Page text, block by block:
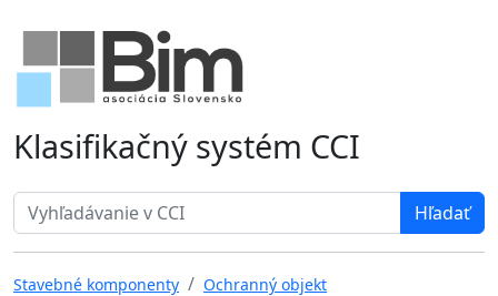
Klasifikačný systém CCI
Search term
Stavebné komponenty
Ochranný objekt